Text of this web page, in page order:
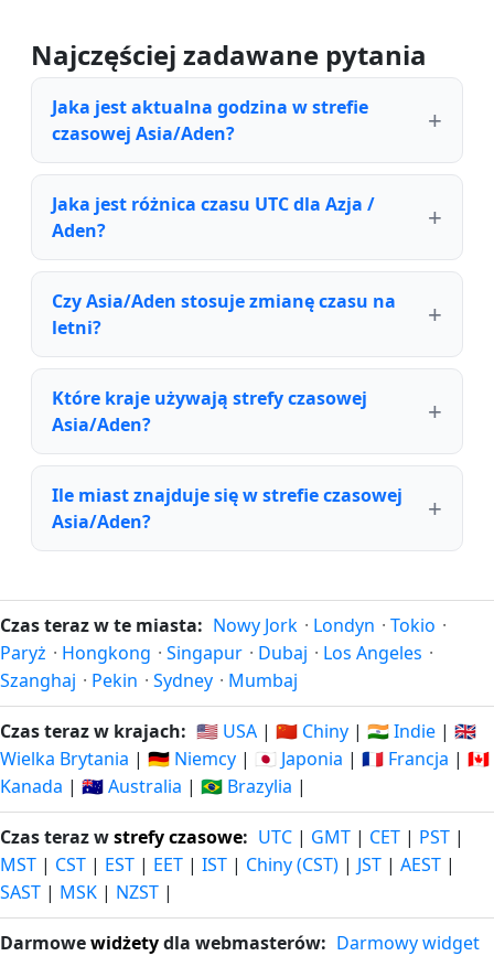
Najczęściej zadawane pytania
Jaka jest aktualna godzina w strefie
czasowej Asia/Aden?
Jaka jest różnica czasu UTC dla Azja /
Aden?
Czy Asia/Aden stosuje zmianę czasu na
letni?
Które kraje używają strefy czasowej
Asia/Aden?
Ile miast znajduje się w strefie czasowej
Asia/Aden?
Czas teraz w te miasta: Nowy Jork · Londyn · Tokio ·
Paryż · Hongkong · Singapur · Dubaj · Los Angeles ·
Szanghaj · Pekin · Sydney · Mumbaj
Czas teraz w krajach: 🇺🇸 USA | 🇨🇳 Chiny | 🇮🇳 Indie | 🇬🇧
Wielka Brytania | 🇩🇪 Niemcy | 🇯🇵 Japonia | 🇫🇷 Francja | 🇨🇦
Kanada | 🇦🇺 Australia | 🇧🇷 Brazylia |
Czas teraz wstrefy czasowe: UTC | GMT | CET | PST |
MST | CST | EST | EET | IST | Chiny (CST) | JST | AEST |
SAST | MSK | NZST |
Darmowewidżetydla webmasterów: Darmowy widget